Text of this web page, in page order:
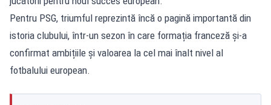
Pentru PSG, triumful reprezintă încă o pagină importantă din
istoria clubului, într-un sezon în care formația franceză și-a
confirmat ambițiile și valoarea la cel mai înalt nivel al
fotbalului european.